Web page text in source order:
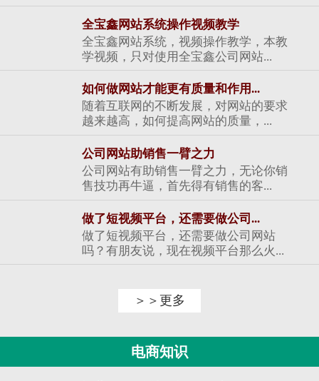
全宝鑫网站系统操作视频教学
全宝鑫网站系统，视频操作教学，本教
学视频，只对使用全宝鑫公司网站...
如何做网站才能更有质量和作用...
随着互联网的不断发展，对网站的要求
越来越高，如何提高网站的质量，...
公司网站助销售一臂之力
公司网站有助销售一臂之力，无论你销
售技功再牛逼，首先得有销售的客...
做了短视频平台，还需要做公司...
做了短视频平台，还需要做公司网站
吗？有朋友说，现在视频平台那么火...
＞＞更多
电商知识